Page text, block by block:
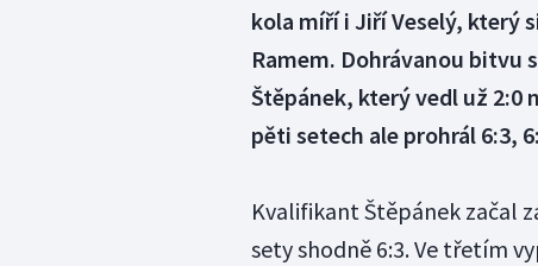
kola míří i Jiří Veselý, který
Ramem. Dohrávanou bitvu
Štěpánek, který vedl už 2:0
pěti setech ale prohrál 6:3,
Kvalifikant Štěpánek začal
sety shodně 6:3. Ve třetím